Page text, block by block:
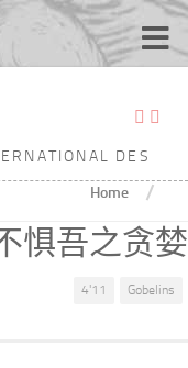
DES
Home /
惧吾之贪婪
4'11 Gobelins